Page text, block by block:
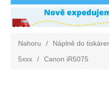
Nahoru / Náplně do
5xxx
/ Canon iR5075